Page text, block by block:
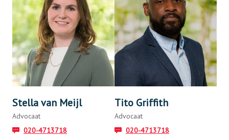
Stella van Meijl
Advocaat
020-4713718
Tito Griffith
Advocaat
020-4713718